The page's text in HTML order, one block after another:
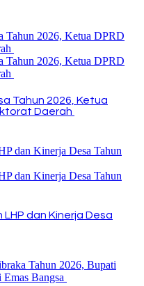
Tahun 2026, Ketua
Daerah
dan Kinerja Desa